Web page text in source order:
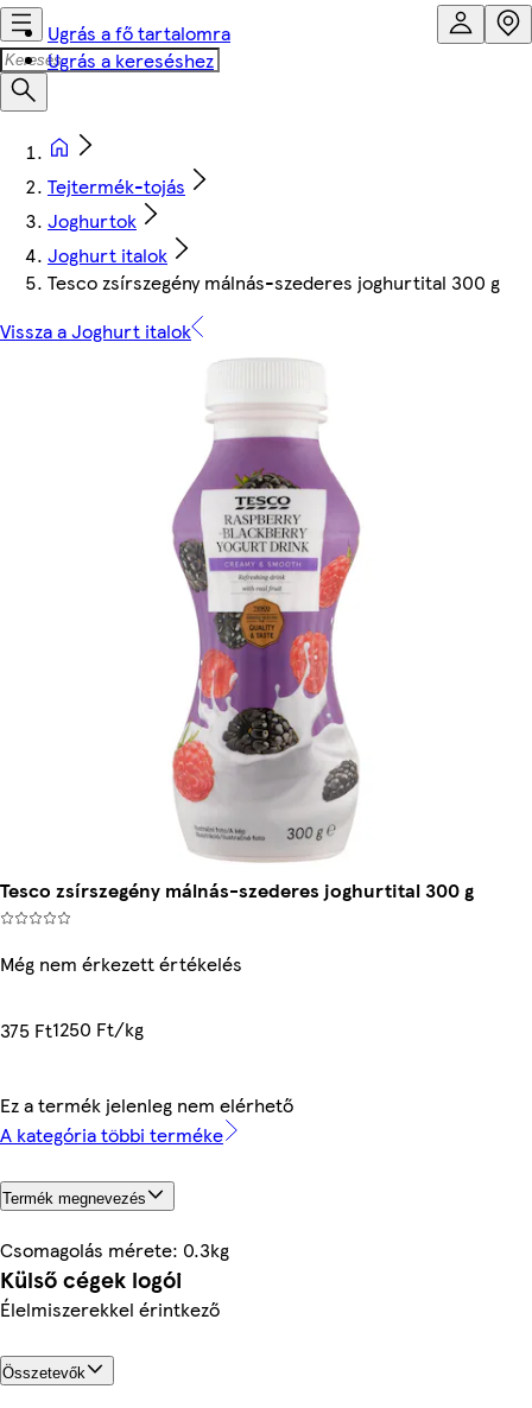
Ugrás a fő tartalomra
Ugrás a kereséshez
Tejtermék-tojás
Joghurtok
Joghurt italok
Tesco zsírszegény málnás-szederes joghurtital 300 g
Vissza a Joghurt italok
Tesco zsírszegény málnás-szederes joghurtital 300 g
Még nem érkezett értékelés
375 Ft1250 Ft/kg
Ez a termék jelenleg nem elérhető
A kategória többi terméke
Termék megnevezés
Csomagolás mérete: 0.3kg
Külső cégek logói
Élelmiszerekkel érintkező
Összetevők